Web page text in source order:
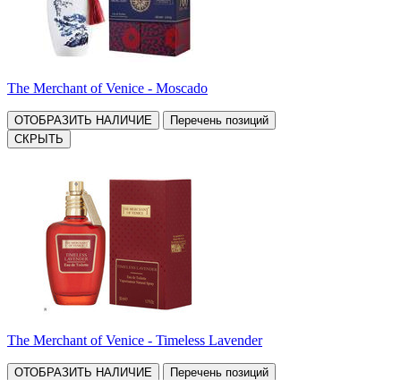
The Merchant of Venice - Moscado
ОТОБРАЗИТЬ НАЛИЧИЕ
Перечень позиций
СКРЫТЬ
The Merchant of Venice - Timeless Lavender
ОТОБРАЗИТЬ НАЛИЧИЕ
Перечень позиций